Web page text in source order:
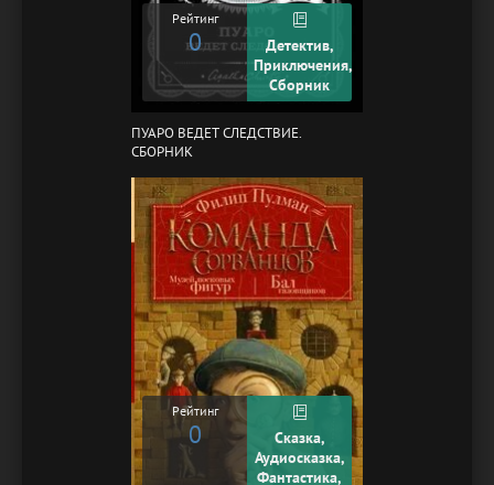
Рейтинг
0
Детектив,
Приключения,
Сборник
ПУАРО ВЕДЕТ СЛЕДСТВИЕ.
СБОРНИК
Рейтинг
0
Сказка,
Аудиосказка,
Фантастика,